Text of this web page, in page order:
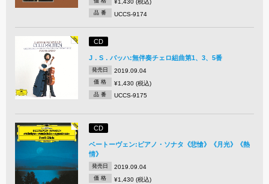
¥1,430 (税込)
品 番 UCCS-9174
CD
J．S．バッハ:無伴奏チェロ組曲第1、3、5番
発売日 2019.09.04
価 格 ¥1,430 (税込)
品 番 UCCS-9175
CD
ベートーヴェン:ピアノ・ソナタ《悲愴》《月光》《熱
情》
発売日 2019.09.04
価 格 ¥1,430 (税込)